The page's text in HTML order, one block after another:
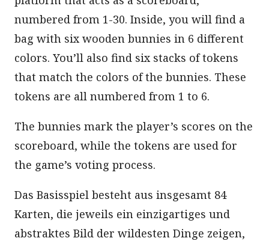
numbered from 1-30. Inside, you will find a
bag with six wooden bunnies in 6 different
colors. You’ll also find six stacks of tokens
that match the colors of the bunnies. These
tokens are all numbered from 1 to 6.
The bunnies mark the player’s scores on the
scoreboard, while the tokens are used for
the game’s voting process.
Das Basisspiel besteht aus insgesamt 84
Karten, die jeweils ein einzigartiges und
abstraktes Bild der wildesten Dinge zeigen,